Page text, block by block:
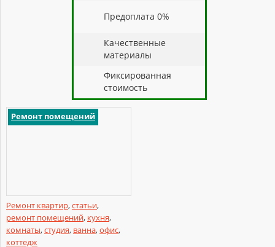
Предоплата 0%
Качественные
материалы
Фиксированная
стоимость
Ремонт помещений
Ремонт квартир,статьи,
ремонт помещений, кухня,
комнаты,студия, ванна,офис,
коттедж